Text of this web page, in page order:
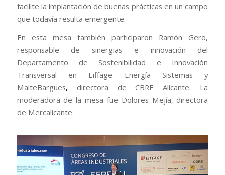
facilite la implantación de buenas prácticas en un campo
que todavía resulta emergente.
En esta mesa también participaron Ramón Gero,
responsable de sinergias e innovación del
Departamento de Sostenibilidad e Innovación
Transversal en Eiffage Energía Sistemas y
MaiteBargues, directora de CBRE Alicante. La
moderadora de la mesa fue Dolores Mejía, directora
de Mercalicante.